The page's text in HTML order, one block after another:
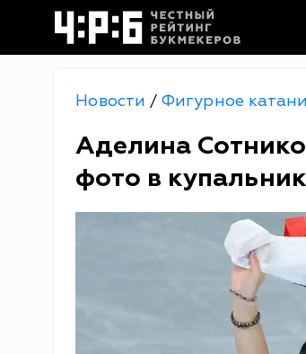
Новости / Фигурное
Аделина
фото в